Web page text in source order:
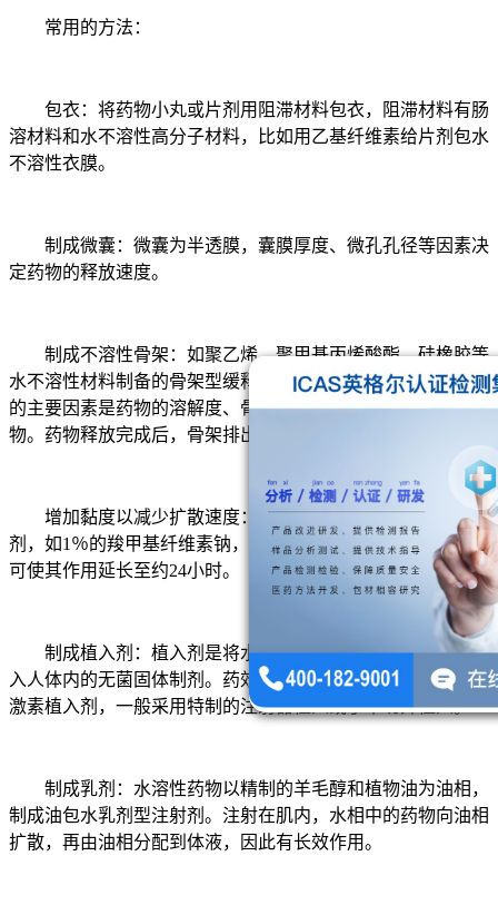
常用的方法：
包衣：将药物小丸或片剂用阻滞材料包衣，阻滞材料有肠
溶材料和水不溶性高分子材料，比如用乙基纤维素给片剂包水
不溶性衣膜。
制成微囊：微囊为半透膜，囊膜厚度、微孔孔径等因素决
定药物的释放速度。
制成不溶性骨架：如聚乙烯、聚甲基丙烯酸酯、硅橡胶等
水不溶性材料制备的骨架型缓释、控释制剂。影响其释药速度
的主要因素是药物的溶解度、骨架的空隙率等，适于水溶性药
物。药物释放完成后，骨架排出体外。
增加黏度以减少扩散速度：主要用于注射液或其他液体制
剂，如1％的羧甲基纤维素钠，用于3％盐酸普鲁卡因注射液，
可使其作用延长至约24小时。
制成植入剂：植入剂是将水不溶性药物与辅料制成的供植
入人体内的无菌固体制剂。药效可长达数月，甚至数年。如孕
激素植入剂，一般采用特制的注射器植入或手术切开植入。
制成乳剂：水溶性药物以精制的羊毛醇和植物油为油相，
制成油包水乳剂型注射剂。注射在肌内，水相中的药物向油相
扩散，再由油相分配到体液，因此有长效作用。